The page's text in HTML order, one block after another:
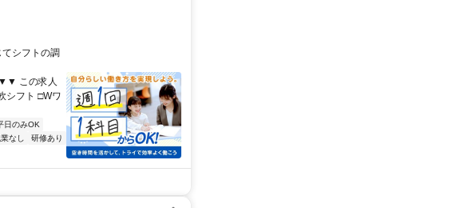
シフトの調
この求人
シフト □Wワ
日のみOK
なし
研修あり